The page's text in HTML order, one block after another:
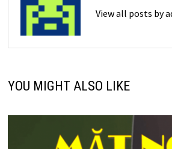
View all posts by
YOU MIGHT ALSO LIKE